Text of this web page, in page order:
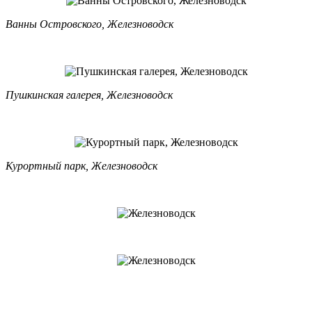
Ванны Островского, Железноводск
Пушкинская галерея, Железноводск
Курортный парк, Железноводск